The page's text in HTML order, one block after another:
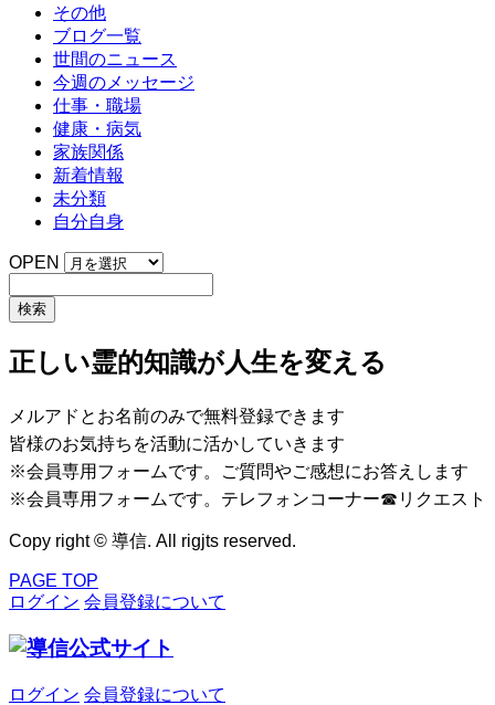
その他
ブログ一覧
世間のニュース
今週のメッセージ
仕事・職場
健康・病気
家族関係
新着情報
未分類
自分自身
OPEN
正しい霊的知識が人生を変える
メルアドとお名前のみで無料登録できます
皆様のお気持ちを活動に活かしていきます
※会員専用フォームです。ご質問やご感想にお答えします
※会員専用フォームです。テレフォンコーナー☎リクエスト
Copy right © 導信. All rigjts reserved.
PAGE TOP
ログイン 会員登録について
ログイン 会員登録について